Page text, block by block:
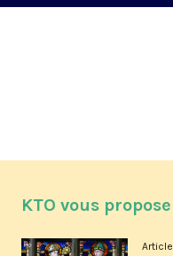
KTO vous propose
Article